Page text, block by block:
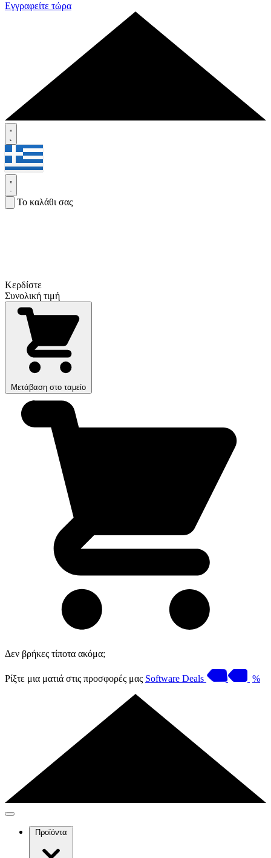
Εγγραφείτε τώρα
Το καλάθι σας
Κερδίστε
Συνολική τιμή
Μετάβαση στο ταμείο
Δεν βρήκες τίποτα ακόμα;
Ρίξτε μια ματιά στις προσφορές μας Software Deals %
Προϊόντα